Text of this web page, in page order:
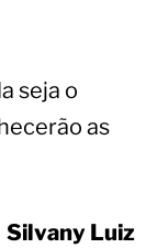
seja o
as
Silvany Luiz